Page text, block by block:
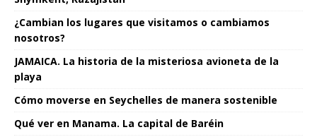
¿Cambian los lugares que visitamos o cambiamos
nosotros?
JAMAICA. La historia de la misteriosa avioneta de la
playa
Cómo moverse en Seychelles de manera sostenible
Qué ver en Manama. La capital de Baréin